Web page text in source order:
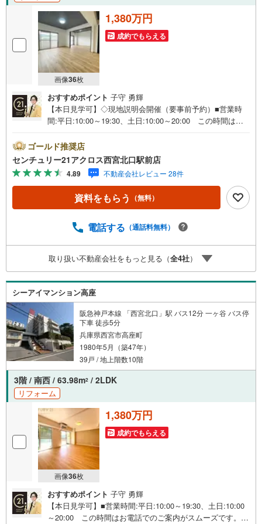
画像36枚
1,380万円
成約でもらえる
おすすめポイント 子守 勇輝
【本日見学可】◇現地説明会開催（要事前予約）■営業時
間:平日:10:00～19:30、土日:10:00～20:00 この時間はお
階部分で六甲山系をのぞむ眺望ございます。洋室2室の間に
はウォークスルークローゼットがあり、リビングダイニン
グ側にも収納スペースのある収納豊富な物件です。トラン
クルーム権利付き。○センチュリー21アクロスグループの3
つの特徴○■センチュリー21グループで27年連続No.1（1997
年～2023年兵庫地区仲介実績） 西宮・尼崎・伊丹・宝塚
さい■お客様駐車場、キッズスペースがございます。 8店
ございます。 地域密着の当店では2000万円台の新築戸建
や、1000万円台の中古マンションを始め多数物件を取り扱
っています。Yahoo！不動産に掲載しきれない物件もご紹
介できます。
ゴールド推奨店
センチュリー21アクロス西宮北口駅前店
4.89 不動産会社レビュー 28件
資料をもらう （無料）
電話する （通話料無料）
取り扱い不動産会社をもっと見る（全4社）
シーアイマンション高座
阪急神戸本線 「西宮北口」駅 バス12分 一ヶ谷 バス停
下車 徒歩5分
兵庫県西宮市高座町
1980年5月（築47年）
39戸 / 地上階数10階
3階 / 南西 / 63.98m2 / 2LDK
リフォーム
画像36枚
1,380万円
成約でもらえる
おすすめポイント 子守 勇輝
【本日見学可】■営業時間:平日:10:00～19:30、土日:10:00
～20:00 この時間はお電話でのご案内がスムーズです。